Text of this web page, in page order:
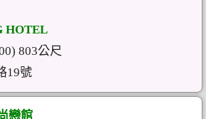
HOTEL
803公尺
19號
戀館